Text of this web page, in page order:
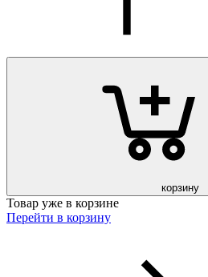
корзину
Товар уже в корзине
Перейти в корзину